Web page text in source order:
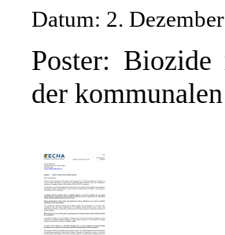
Datum: 2.
Poster:
der